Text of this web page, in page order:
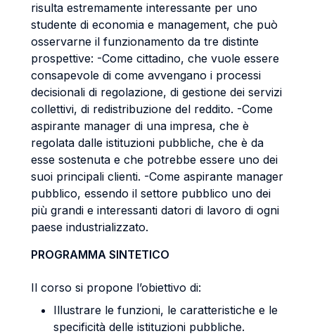
risulta estremamente interessante per uno
studente di economia e management, che può
osservarne il funzionamento da tre distinte
prospettive: -Come cittadino, che vuole essere
consapevole di come avvengano i processi
decisionali di regolazione, di gestione dei servizi
collettivi, di redistribuzione del reddito. -Come
aspirante manager di una impresa, che è
regolata dalle istituzioni pubbliche, che è da
esse sostenuta e che potrebbe essere uno dei
suoi principali clienti. -Come aspirante manager
pubblico, essendo il settore pubblico uno dei
più grandi e interessanti datori di lavoro di ogni
paese industrializzato.
PROGRAMMA SINTETICO
Il corso si propone l’obiettivo di:
Illustrare le funzioni, le caratteristiche e le
specificità delle istituzioni pubbliche.